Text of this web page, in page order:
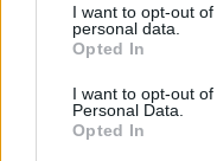
not limited to your visit
grant or deny consent
use your data for
consent section.
I want to opt-out
personal data.
Opted In
I want to opt-out
Personal Data.
Opted In
MINDEN NAPRA: 1
ÚTMUTATÓ IGE;
ÖRÖMHÍRTÁR*